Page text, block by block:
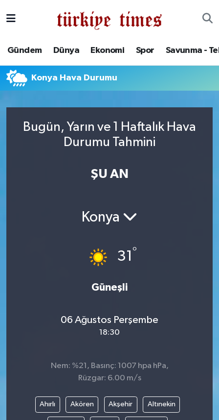
Gündem Dünya Ekonomi Spor Savunma -
Konya Hava Durumu
Bugün, Yarın ve 1 Haftalık Hava
Durumu Tahmini
ŞU AN
Konya
31 °
Güneşli
06 Ağustos Perşembe
18:30
Nem: %21, Basınç: 1007 hpa hPa,
Rüzgar: 6.00 m/s
Ahırlı Akören Akşehir Altınekin
Savunma - Teknoloji
Son Dakika Haberleri